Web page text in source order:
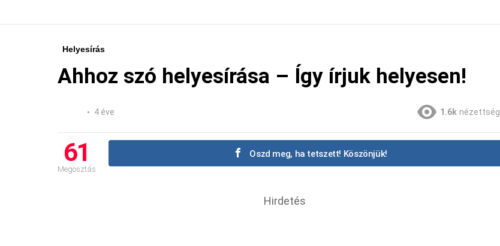
Helyesírás
Ahhoz szó helyesírása – Így írjuk helyesen!
4 éve 1.6k nézettség
61
Megosztás
Oszd meg, ha tetszett! Köszönjük!
Hirdetés